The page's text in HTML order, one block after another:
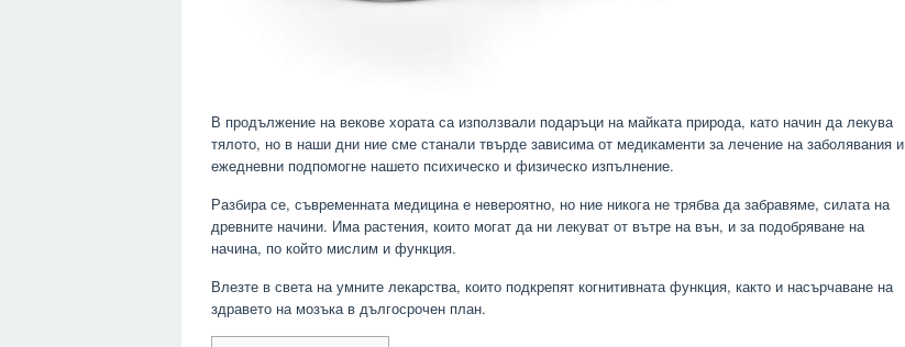
В продължение на векове хората са използвали подаръци на майката природа, като начин да лекува
тялото, но в наши дни ние сме станали твърде зависима от медикаменти за лечение на заболявания и
ежедневни подпомогне нашето психическо и физическо изпълнение.
Разбира се, съвременната медицина е невероятно, но ние никога не трябва да забравяме, силата на
древните начини. Има растения, които могат да ни лекуват от вътре на вън, и за подобряване на
начина, по който мислим и функция.
Влезте в света на умните лекарства, които подкрепят когнитивната функция, както и насърчаване на
здравето на мозъка в дългосрочен план.